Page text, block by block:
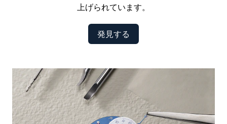
上げられています。
発見する